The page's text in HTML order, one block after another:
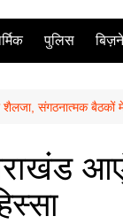
पुलिस
शैलजा, संगठनात्मक बैठकों